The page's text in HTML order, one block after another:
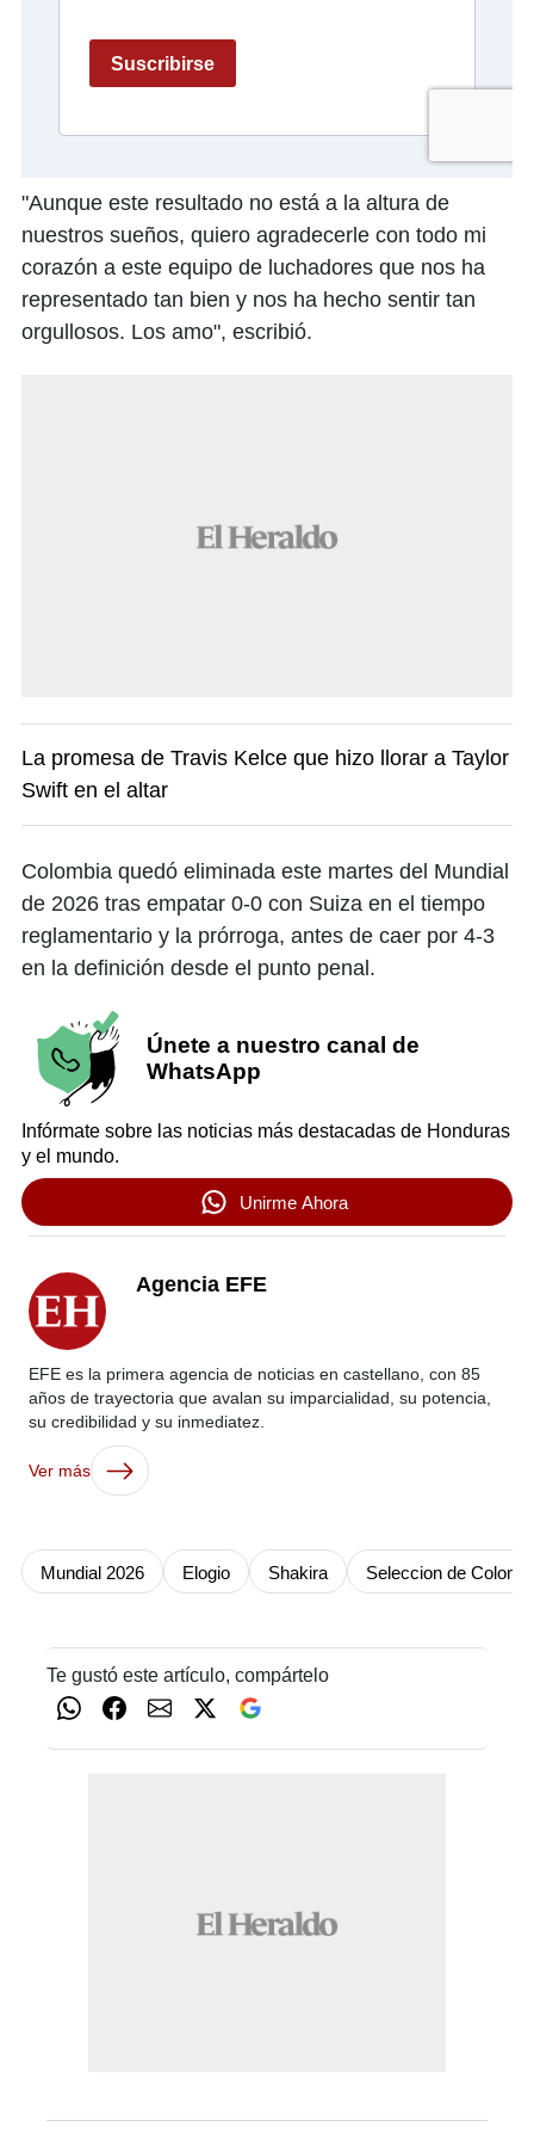
"Aunque este resultado no está a la altura de
nuestros sueños, quiero agradecerle con todo mi
corazón a este equipo de luchadores que nos ha
representado tan bien y nos ha hecho sentir tan
orgullosos. Los amo", escribió.
La promesa de Travis Kelce que hizo llorar a Taylor
Swift en el altar
Colombia quedó eliminada este martes del Mundial
de 2026 tras empatar 0-0 con Suiza en el tiempo
reglamentario y la prórroga, antes de caer por 4-3
en la definición desde el punto penal.
Únete a nuestro canal de
WhatsApp
Infórmate sobre las noticias más destacadas de Honduras
y el mundo.
Unirme Ahora
Agencia EFE
EFE es la primera agencia de noticias en castellano, con 85
años de trayectoria que avalan su imparcialidad, su potencia,
su credibilidad y su inmediatez.
Ver más
Mundial 2026 Elogio Shakira Seleccion de
Te gustó este artículo, compártelo